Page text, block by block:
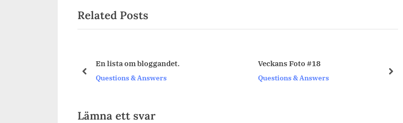
Related Posts
En lista om bloggandet.
Questions & Answers
Veckans Foto #18
Questions & Answers
prev next
Lämna ett svar